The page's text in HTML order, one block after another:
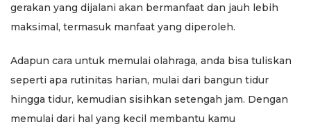
gerakan yang dijalani akan bermanfaat dan jauh lebih
maksimal, termasuk manfaat yang diperoleh.
Adapun cara untuk memulai olahraga, anda bisa tuliskan
seperti apa rutinitas harian, mulai dari bangun tidur
hingga tidur, kemudian sisihkan setengah jam. Dengan
memulai dari hal yang kecil membantu kamu